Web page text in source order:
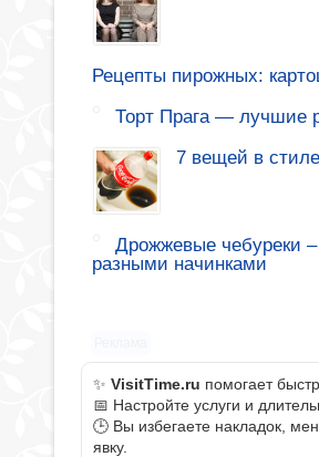
Рецепты пирожных:
Торт Прага — лучшие
7 вещей в
Дрожжевые чебуреки
разными начинками
✨ VisitTime.ru помогает
📅 Настройте услуги и
🕒 Вы избегаете накладок,
явку.